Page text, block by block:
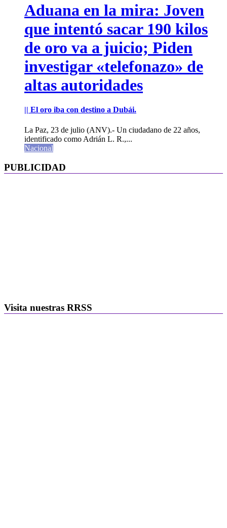
Aduana en la mira: Joven
que intentó sacar 190 kilos
de oro va a juicio; Piden
investigar «telefonazo» de
altas autoridades
|| El oro iba con destino a Dubái.
La Paz, 23 de julio (ANV).- Un ciudadano de 22 años,
identificado como Adrián L. R.,...
Nacional
PUBLICIDAD
Visita nuestras RRSS